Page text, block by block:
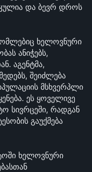
და ბევრ დროს
ხელოვნური
ანიჭებს,
აგენტმა,
შეიძლება
მსხვერპლი
ეს ყოველივე
გაუქმება
ხელოვნური